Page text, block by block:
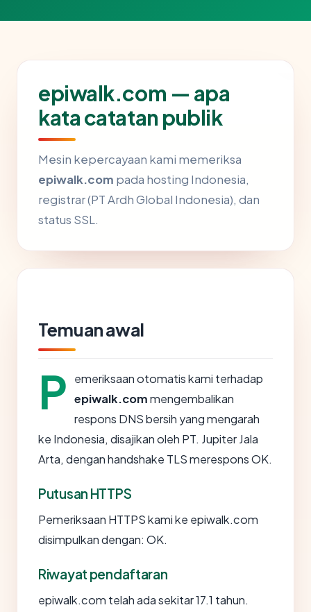
epiwalk.com — apa
kata catatan publik
Mesin kepercayaan kami memeriksa
epiwalk.com pada hosting Indonesia,
registrar (PT Ardh Global Indonesia), dan
status SSL.
Temuan awal
P
emeriksaan otomatis kami terhadap
epiwalk.commengembalikan
respons DNS bersih yang mengarah
ke Indonesia, disajikan oleh PT. Jupiter Jala
Arta, dengan handshake TLS merespons OK.
Putusan HTTPS
Pemeriksaan HTTPS kami ke epiwalk.com
disimpulkan dengan: OK.
Riwayat pendaftaran
epiwalk.com telah ada sekitar 17.1 tahun.